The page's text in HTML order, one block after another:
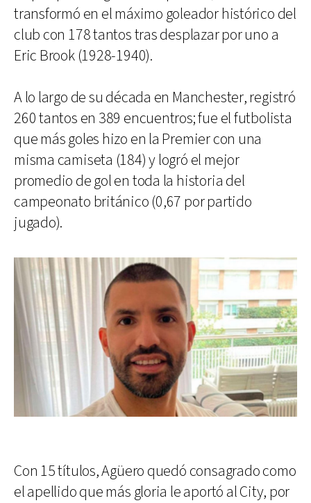
transformó en el máximo goleador histórico del
club con 178 tantos tras desplazar por uno a
Eric Brook (1928-1940).
A lo largo de su década en Manchester, registró
260 tantos en 389 encuentros; fue el futbolista
que más goles hizo en la Premier con una
misma camiseta (184) y logró el mejor
promedio de gol en toda la historia del
campeonato británico (0,67 por partido
jugado).
Con 15 títulos, Agüero quedó consagrado como
el apellido que más gloria le aportó al City, por